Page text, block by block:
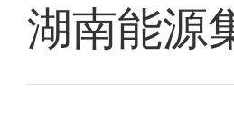
湖南能源